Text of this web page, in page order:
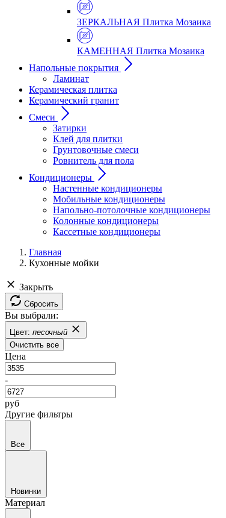
ЗЕРКАЛЬНАЯ Плитка Мозаика
КАМЕННАЯ Плитка Мозаика
Напольные покрытия
Ламинат
Керамическая плитка
Керамический гранит
Смеси
Затирки
Клей для плитки
Грунтовочные смеси
Ровнитель для пола
Кондиционеры
Настенные кондиционеры
Мобильные кондиционеры
Напольно-потолочные кондиционеры
Колонные кондиционеры
Кассетные кондиционеры
Главная
Кухонные мойки
Закрыть
Сбросить
Вы выбрали:
Цвет: песочный
Очистить все
Цена
-
руб
Другие фильтры
Все
Новинки
Материал